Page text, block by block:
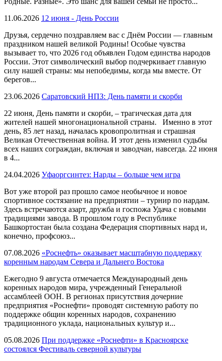
11.06.2026 12 июня - День России
Друзья, сердечно поздравляем вас с Днём России — главным
праздником нашей великой Родины! Особые чувства
вызывает то, что 2026 год объявлен Годом единства народов
России. Этот символический выбор подчеркивает главную
силу нашей страны: мы непобедимы, когда мы вместе. От
берегов...
23.06.2026 Саратовский НПЗ: День памяти и скорби
22 июня, День памяти и скорби, – трагическая дата для
жителей нашей многонациональной страны. Именно в этот
день, 85 лет назад, началась кровопролитная и страшная
Великая Отечественная война. И этот день изменил судьбы
всех наших сограждан, включая и заводчан, навсегда. 22 июня
в 4...
24.04.2026 Уфаоргсинтез: Нарды – больше чем игра
Вот уже второй раз прошло самое необычное и новое
спортивное состязание на предприятии – турнир по нардам.
Здесь встречаются азарт, дружба и госпожа Удача с новыми
традициями завода. В прошлом году в Республике
Башкортостан была создана Федерация спортивных нард и,
конечно, профсоюз...
07.08.2026 «Роснефть» оказывает масштабную поддержку
коренным народам Севера и Дальнего Востока
Ежегодно 9 августа отмечается Международный день
коренных народов мира, учрежденный Генеральной
ассамблеей ООН. В регионах присутствия дочерние
предприятия «Роснефти» проводят системную работу по
поддержке общин коренных народов, сохранению
традиционного уклада, национальных культур и...
05.08.2026 При поддержке «Роснефти» в Красноярске
состоялся Фестиваль северной культуры